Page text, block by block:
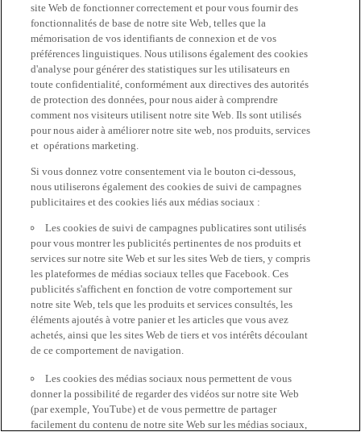
site Web de fonctionner correctement et pour vous fournir des
fonctionnalités de base de notre site Web, telles que la
mémorisation de vos identifiants de connexion et de vos
préférences linguistiques. Nous utilisons également des cookies
d'analyse pour générer des statistiques sur les utilisateurs en
toute confidentialité, conformément aux directives des autorités
de protection des données, pour nous aider à comprendre
comment nos visiteurs utilisent notre site Web. Ils sont utilisés
pour nous aider à améliorer notre site web, nos produits, services
et opérations marketing.
Si vous donnez votre consentement via le bouton ci-dessous,
nous utiliserons également des cookies de suivi de campagnes
publicitaires et des cookies liés aux médias sociaux :
Les cookies de suivi de campagnes publicatires sont utilisés
pour vous montrer les publicités pertinentes de nos produits et
services sur notre site Web et sur les sites Web de tiers, y compris
les plateformes de médias sociaux telles que Facebook. Ces
publicités s'affichent en fonction de votre comportement sur
notre site Web, tels que les produits et services consultés, les
éléments ajoutés à votre panier et les articles que vous avez
achetés, ainsi que les sites Web de tiers et vos intérêts découlant
de ce comportement de navigation.
Les cookies des médias sociaux nous permettent de vous
donner la possibilité de regarder des vidéos sur notre site Web
(par exemple, YouTube) et de vous permettre de partager
facilement du contenu de notre site Web sur les médias sociaux,